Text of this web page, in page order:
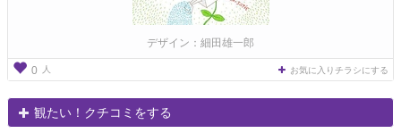
デザイン：細田雄一郎
0 人 お気に入りチラシにする
観たい！クチコミをする